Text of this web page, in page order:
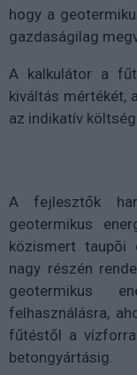
hogy a
gazdaságilag
A kalkulátor a
kiváltás mértékét,
az indikatív
A fejlesztők
geotermikus
közismert taupōi
nagy részén
geotermikus
felhasználásra,
fűtéstől a
betongyártásig.